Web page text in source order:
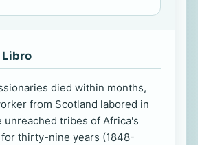
Libro
died within months,
from Scotland labored in
unreached tribes of Africa's
thirty-nine years (1848-